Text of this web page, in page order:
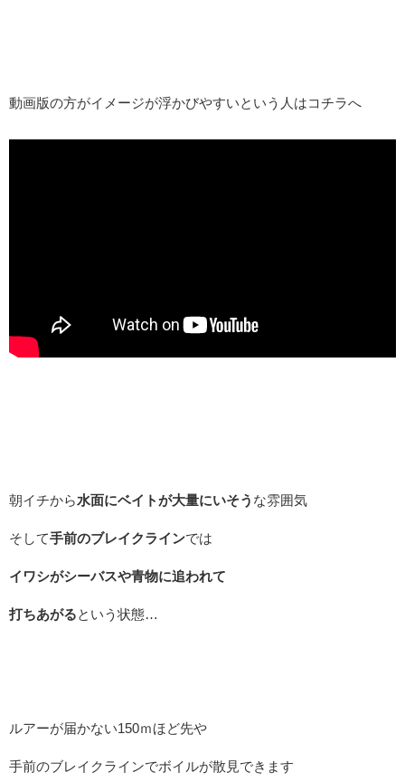
動画版の方がイメージが浮かびやすいという人はコチラへ
朝イチから水面にベイトが大量にいそう な雰囲気
そして手前のブレイクラインでは
イワシがシーバスや青物に追われて
打ちあがるという状態…
ルアーが届かない150ｍほど先や
手前のブレイクラインでボイルが散見できます